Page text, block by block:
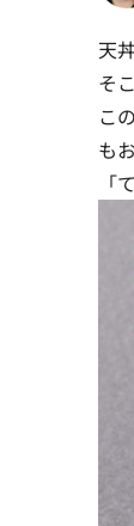
天
そ
こ
も
「